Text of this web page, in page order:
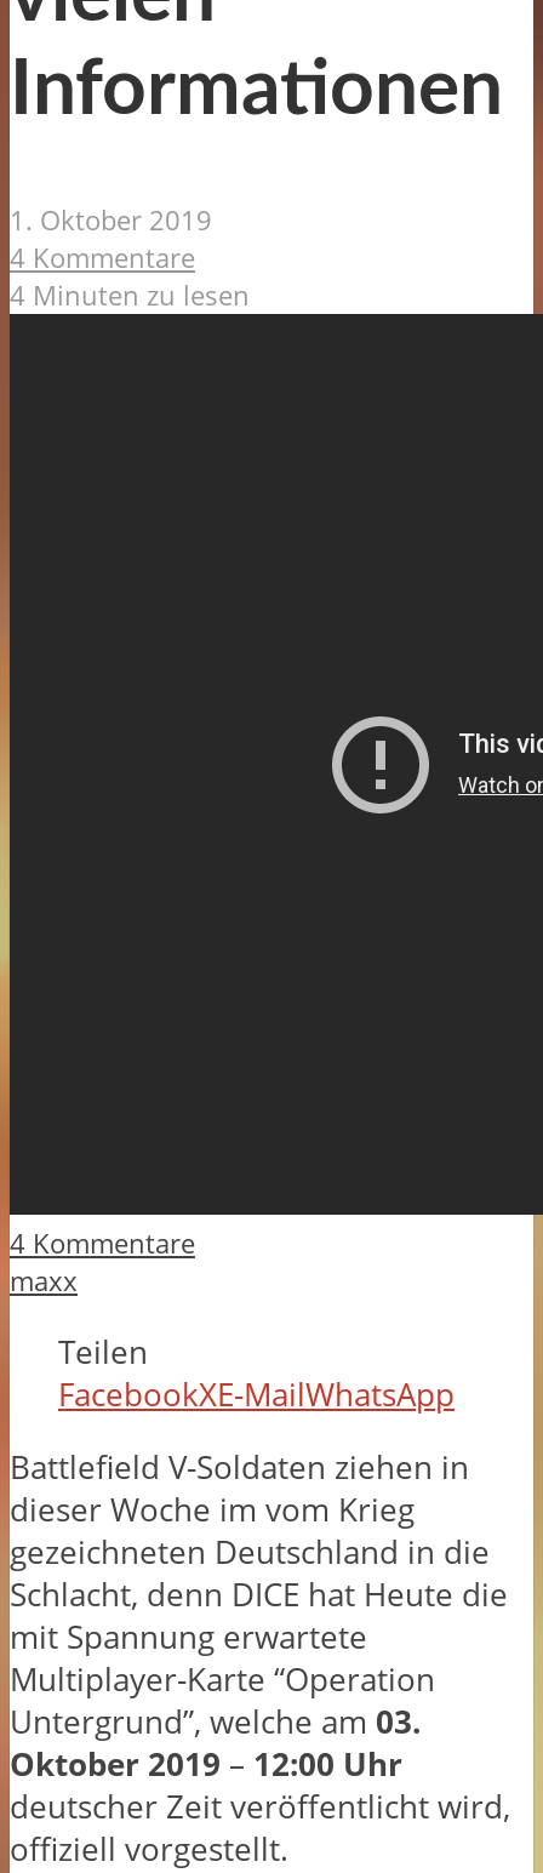
Informationen
1. Oktober 2019
4 Kommentare
4 Minuten zu lesen
4 Kommentare
maxx
Teilen
FacebookXE-MailWhatsApp
Battlefield V-Soldaten ziehen in
dieser Woche im vom Krieg
gezeichneten Deutschland in die
Schlacht, denn DICE hat Heute die
mit Spannung erwartete
Multiplayer-Karte “Operation
Untergrund”, welche am 03.
Oktober 2019 – 12:00 Uhr
deutscher Zeit veröffentlicht wird,
offiziell vorgestellt.